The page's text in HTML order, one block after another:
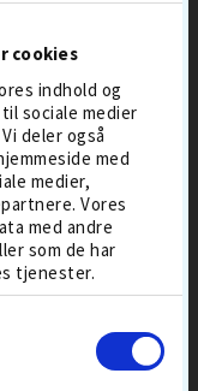
cookies
indhold og
sociale medier
deler også
med
medier,
Vores
med andre
som de har
tjenester.
OF BOUNDS
RENSEBØRSTE
45,-